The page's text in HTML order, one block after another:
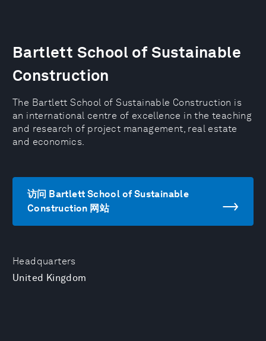
Headquarters
United Kingdom
Bartlett School of Sustainable
Construction
The Bartlett School of Sustainable Construction is
an international centre of excellence in the teaching
and research of project management, real estate
and economics.
访问 Bartlett School of Sustainable
Construction 网站